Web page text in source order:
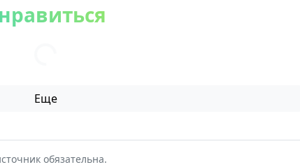
Еще
обязательна.